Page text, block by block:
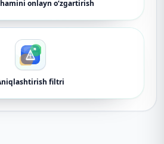
onlayn o‘zgartirish
filtri